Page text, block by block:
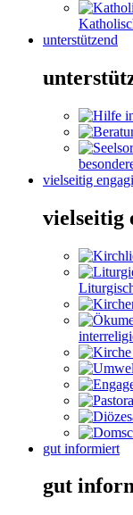
unterstützend
vielseitig
vielseitig
gut informiert
gut